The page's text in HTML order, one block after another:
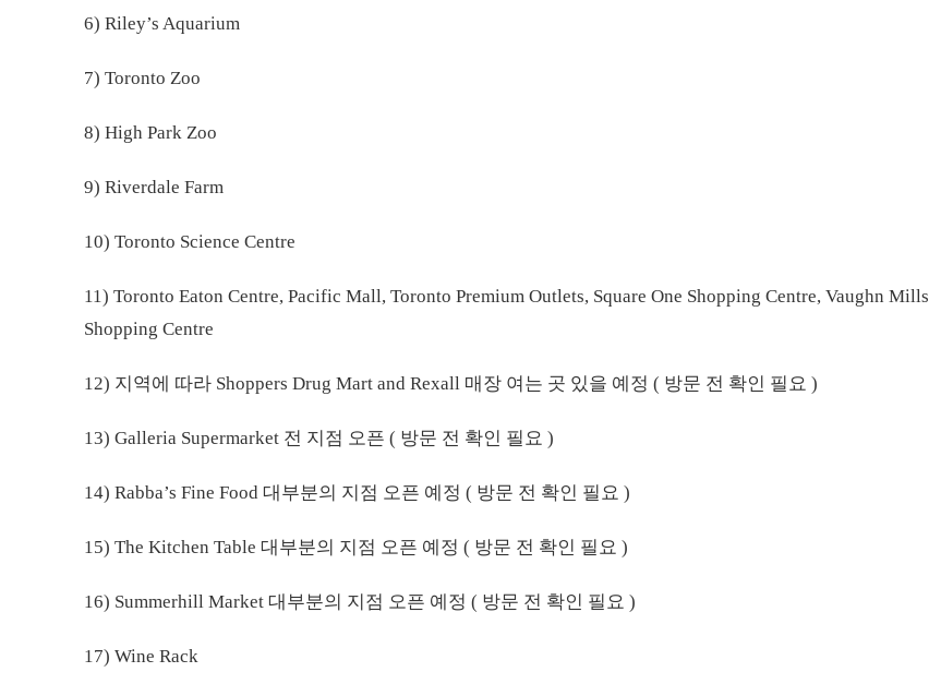
6) Riley’s Aquarium
7) Toronto Zoo
8) High Park Zoo
9) Riverdale Farm
10) Toronto Science Centre
11) Toronto Eaton Centre, Pacific Mall, Toronto Premium Outlets, Square One Shopping Centre, Vaughn Mills
Shopping Centre
12) 지역에 따라 Shoppers Drug Mart and Rexall 매장 여는 곳 있을 예정 ( 방문 전 확인 필요 )
13) Galleria Supermarket 전 지점 오픈 ( 방문 전 확인 필요 )
14) Rabba’s Fine Food 대부분의 지점 오픈 예정 ( 방문 전 확인 필요 )
15) The Kitchen Table 대부분의 지점 오픈 예정 ( 방문 전 확인 필요 )
16) Summerhill Market 대부분의 지점 오픈 예정 ( 방문 전 확인 필요 )
17) Wine Rack